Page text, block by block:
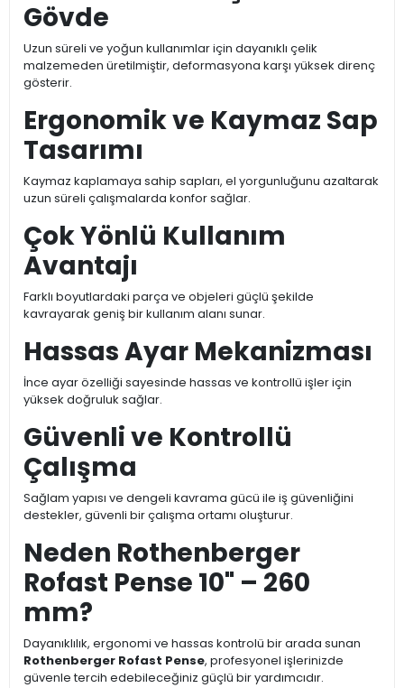
Gövde
Uzun süreli ve yoğun kullanımlar için dayanıklı çelik
malzemeden üretilmiştir, deformasyona karşı yüksek direnç
gösterir.
Ergonomik ve Kaymaz Sap
Tasarımı
Kaymaz kaplamaya sahip sapları, el yorgunluğunu azaltarak
uzun süreli çalışmalarda konfor sağlar.
Çok Yönlü Kullanım
Avantajı
Farklı boyutlardaki parça ve objeleri güçlü şekilde
kavrayarak geniş bir kullanım alanı sunar.
Hassas Ayar Mekanizması
İnce ayar özelliği sayesinde hassas ve kontrollü işler için
yüksek doğruluk sağlar.
Güvenli ve Kontrollü
Çalışma
Sağlam yapısı ve dengeli kavrama gücü ile iş güvenliğini
destekler, güvenli bir çalışma ortamı oluşturur.
Neden Rothenberger
Rofast Pense 10" – 260
mm?
Dayanıklılık, ergonomi ve hassas kontrolü bir arada sunan
Rothenberger Rofast Pense, profesyonel işlerinizde
güvenle tercih edebileceğiniz güçlü bir yardımcıdır.